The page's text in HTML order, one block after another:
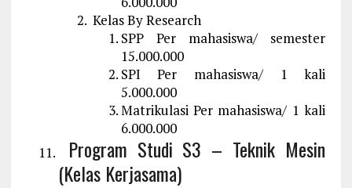
Kelas By Research
SPP Per mahasiswa/ semester
15.000.000
SPI Per mahasiswa/ 1 kali
5.000.000
Matrikulasi Per mahasiswa/ 1 kali
6.000.000
Program Studi S3 – Teknik Mesin
(Kelas Kerjasama)